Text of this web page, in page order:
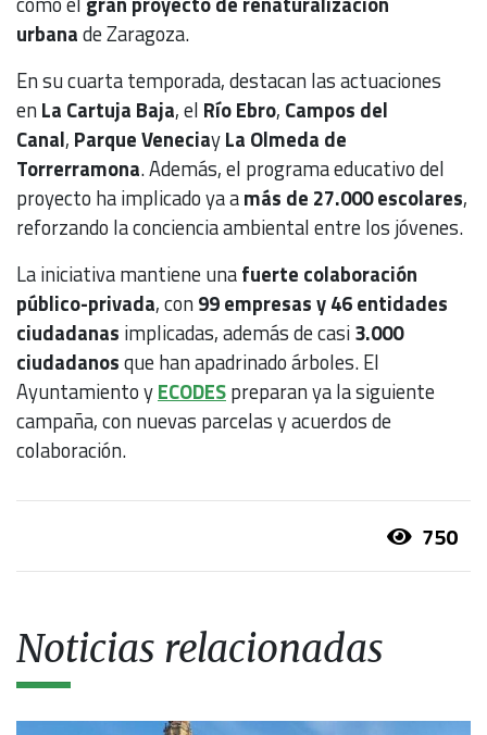
urbanade Zaragoza.
En su cuarta temporada, destacan las actuaciones
enLa Cartuja Baja, el Río Ebro, Campos del
Canal, Parque VeneciayLa Olmeda de
Torrerramona. Además, el programa educativo del
proyecto ha implicado ya amás de 27.000 escolares,
reforzando la conciencia ambiental entre los jóvenes.
La iniciativa mantiene unafuerte colaboración
público-privada, con99 empresas y 46 entidades
ciudadanas implicadas, además de casi3.000
ciudadanosque han apadrinado árboles. El
Ayuntamiento yECODESpreparan ya la siguiente
campaña, con nuevas parcelas y acuerdos de
colaboración.
750
Noticias relacionadas